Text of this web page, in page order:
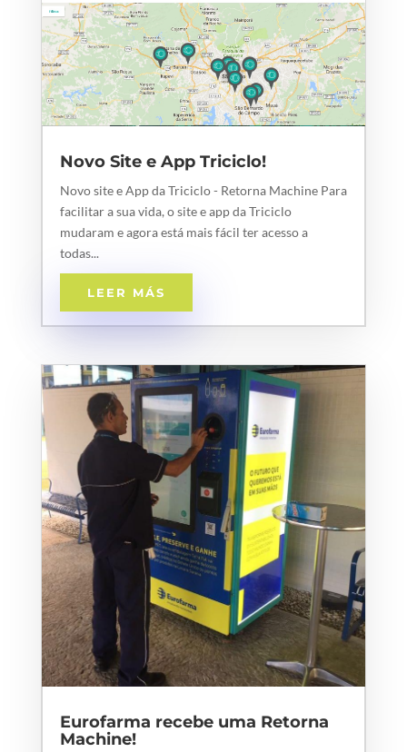
Novo Site e App Triciclo!
Novo site e App da Triciclo - Retorna Machine Para
facilitar a sua vida, o site e app da Triciclo
mudaram e agora está mais fácil ter acesso a
todas...
LEER MÁS
Eurofarma recebe uma Retorna
Machine!